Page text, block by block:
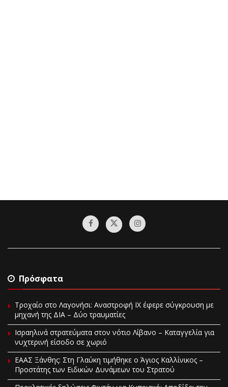
Πρόσφατα
Τροχαίο στο Λαγονήσι: Αναστροφή ΙΧ έφερε σύγκρουση με
μηχανή της ΔΙΑ – Δύο τραυματίες
Ισραηλινά στρατεύματα στον νότιο Λίβανο – Καταγγελία για
νυχτερινή είσοδο σε χωριό
EAAΣ Ξάνθης: Στη Γλαύκη τιμήθηκε ο Άγιος Καλλίνικος –
Προστάτης των Ειδικών Δυνάμεων του Στρατού